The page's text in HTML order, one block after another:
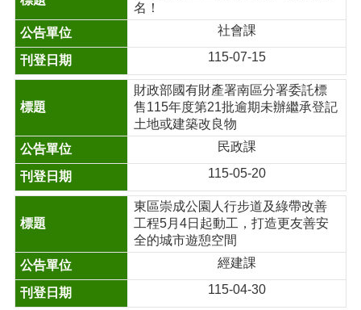
名！
社會課
115-07-15
財政部國有財產署南區分署委託標
售115年度第21批逾期未辦繼承登記
土地或建築改良物
民政課
115-05-20
東區崇成公園人行步道及綠帶改善
工程5月4日起動工，打造更友善安
全的城市遊憩空間
經建課
115-04-30